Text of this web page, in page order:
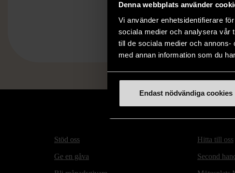
Denna webbplats använder
Vi använder enhetsidentifierare
sociala medier och analysera vår
till de sociala medier och
med annan information som du
Endast nödvändiga cookies
Stöd oss
Ge en gåva
Hitta till oss
Second